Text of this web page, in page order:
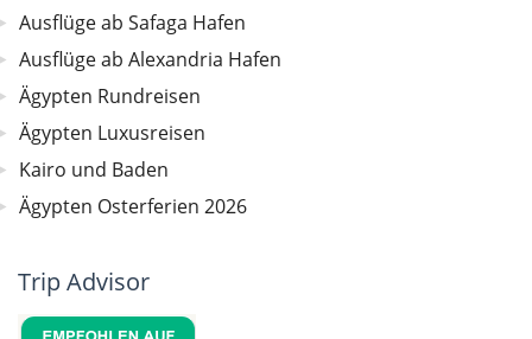
Ausflüge ab Safaga Hafen
Ausflüge ab Alexandria Hafen
Ägypten Rundreisen
Ägypten Luxusreisen
Kairo und Baden
Ägypten Osterferien 2026
Trip Advisor